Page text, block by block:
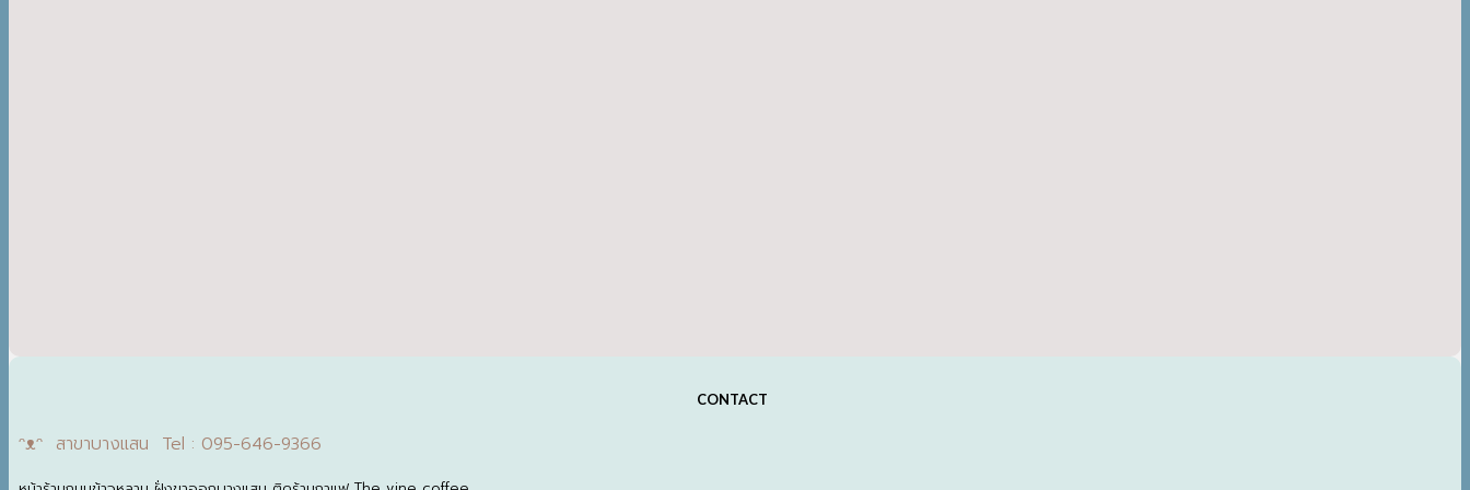
CONTACT
ᵔᴥᵔ สาขาบางแสน Tel : 095-646-9366